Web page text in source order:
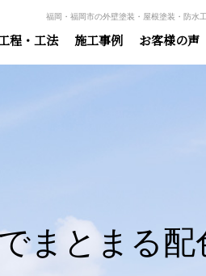
福岡・福岡市の外壁塗装・屋根塗装・防水
程・工法 施工事例 お客様の声
まとまる配